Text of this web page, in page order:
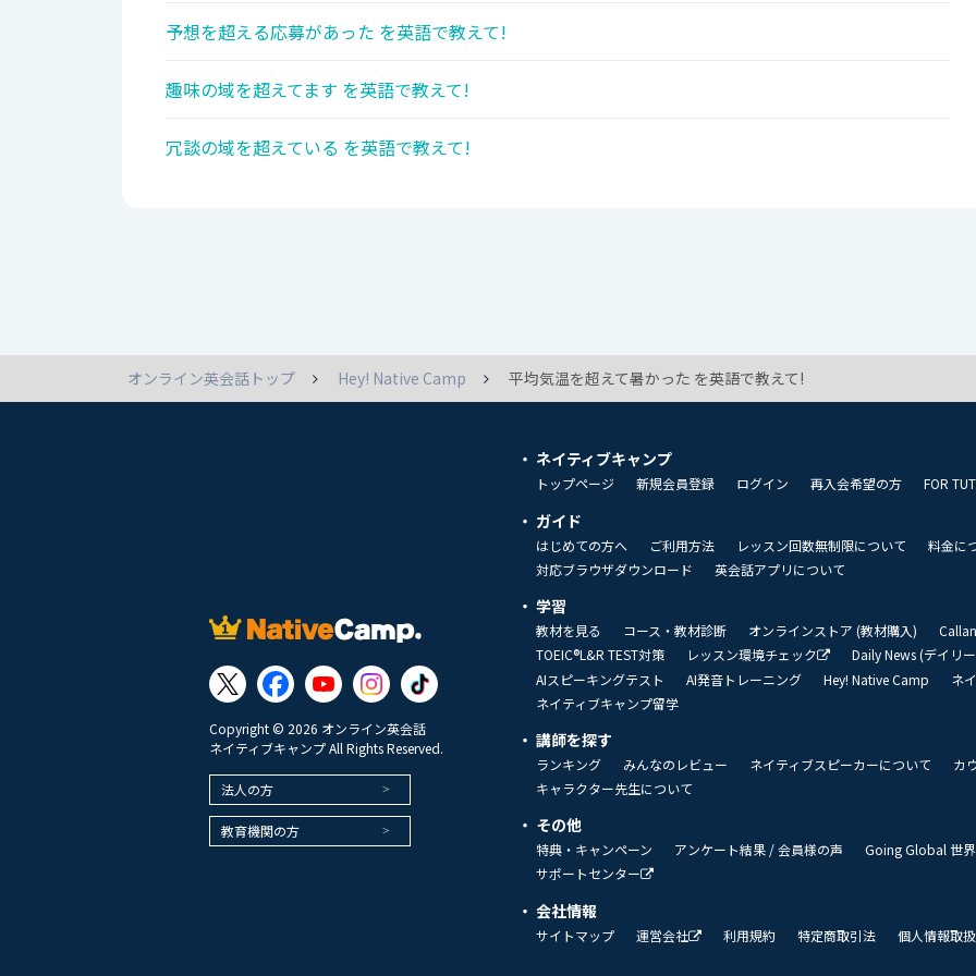
予想を超える応募があった を英語で教えて!
趣味の域を超えてます を英語で教えて!
冗談の域を超えている を英語で教えて!
オンライン英会話トップ Hey! Native Camp 平均気温を超えて暑かった を英語で教えて!
Copyright © 2026 オンライン英会話
ネイティブキャンプ All Rights Reserved.
法人の方
教育機関の方
ネイティブキャンプ
トップページ 新規会員登録 ログイン 再入会希望の方 FOR
ガイド
はじめての方へ ご利用方法 レッスン回数無制限について
料金に
対応ブラウザダウンロード
英会話アプリについて
学習
教材を見る コース・教材診断 オンラインストア (教材購入)
TOEIC®L&R TEST対策
レッスン環境チェック
Daily News (デイリ
AIスピーキングテスト
AI発音トレーニング Hey! Native Camp
ネ
ネイティブキャンプ留学
講師を探す
ランキング みんなのレビュー ネイティブスピーカーについて
カ
キャラクター先生について
その他
特典・キャンペーン アンケート結果 / 会員様の声
Going Global 世
サポートセンター
会社情報
サイトマップ 運営会社 利用規約 特定商取引法 個人情報取